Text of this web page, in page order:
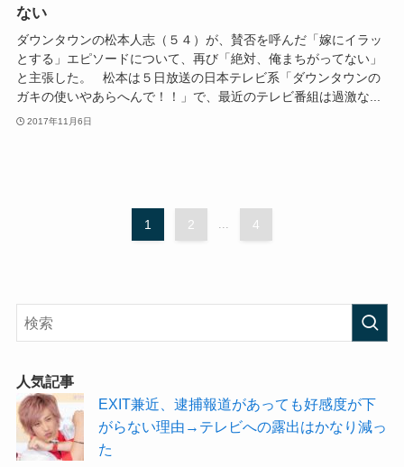
ない
ダウンタウンの松本人志（５４）が、賛否を呼んだ「嫁にイラッ
とする」エピソードについて、再び「絶対、俺まちがってない」
と主張した。 松本は５日放送の日本テレビ系「ダウンタウンの
ガキの使いやあらへんで！！」で、最近のテレビ番組は過激な...
2017年11月6日
1 2 4
人気記事
EXIT兼近、逮捕報道があっても好感度が下
がらない理由→テレビへの露出はかなり減っ
た